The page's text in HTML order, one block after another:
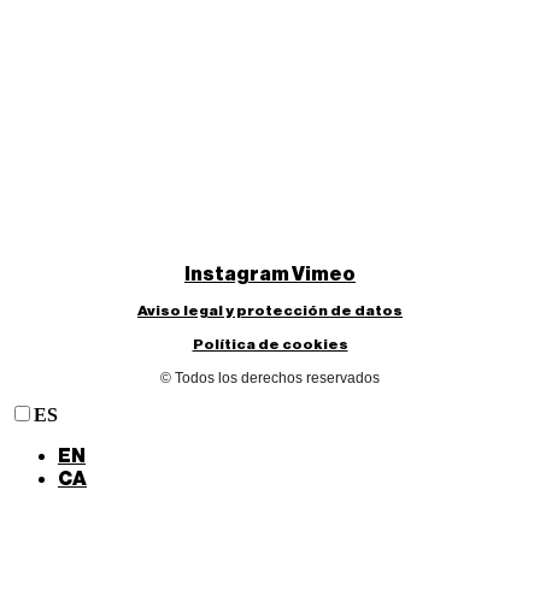
InstagramVimeo
Aviso legal y protección de datos
Política de cookies
© Todos los derechos reservados
ES
EN
CA